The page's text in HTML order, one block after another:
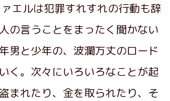
エルは犯罪すれすれの行動も辞
の言うことをまったく聞かない
男と少年の、波瀾万丈のロード
く。次々にいろいろなことが起
まれたり、金を取られたり、そ